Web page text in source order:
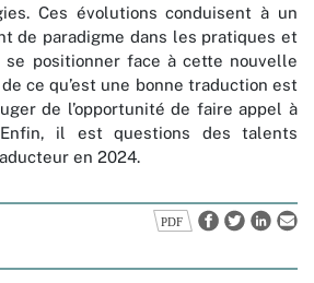
Ces évolutions conduisent à un
de paradigme dans les pratiques et
positionner face à cette nouvelle
ce qu’est une bonne traduction est
de l’opportunité de faire appel à
il est questions des talents
en 2024.